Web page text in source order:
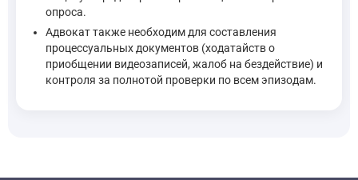
опроса.
Адвокат также необходим для составления
процессуальных документов (ходатайств о
приобщении видеозаписей, жалоб на бездействие) и
контроля за полнотой проверки по всем эпизодам.